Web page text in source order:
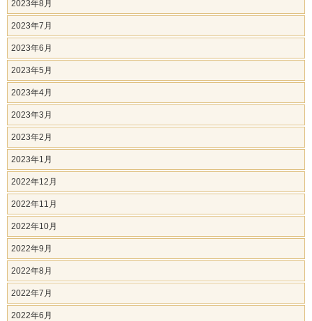
2023年8月
2023年7月
2023年6月
2023年5月
2023年4月
2023年3月
2023年2月
2023年1月
2022年12月
2022年11月
2022年10月
2022年9月
2022年8月
2022年7月
2022年6月